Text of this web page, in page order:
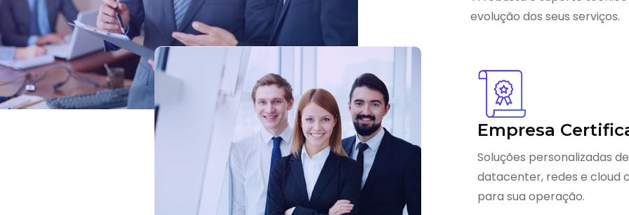
evolução dos seus serviços.
Empresa
Soluções personalizadas de
datacenter, redes e cloud
para sua operação.